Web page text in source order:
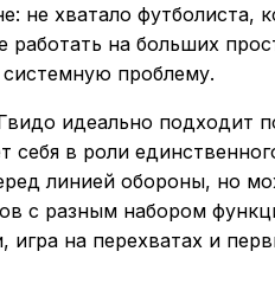
не хватало футболиста,
работать на больших
проблему.
идеально подходит
себя в роли
линией обороны, но
с разным набором
на перехватах и